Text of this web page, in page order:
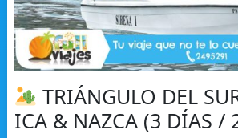
TRIÁNGULO DEL
ICA & NAZCA (3 DÍAS /